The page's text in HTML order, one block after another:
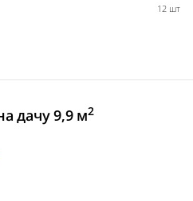
12 шт
дачу 9,9 м2